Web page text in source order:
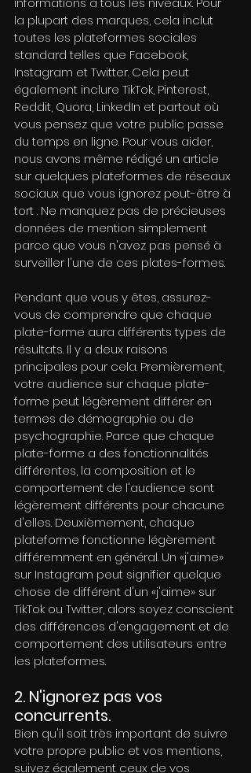
la plupart des marques, cela inclut
toutes les plateformes sociales
standard telles que Facebook,
Instagram et Twitter. Cela peut
également inclure TikTok, Pinterest,
Reddit, Quora, LinkedIn et partout où
vous pensez que votre public passe
du temps en ligne. Pour vous aider,
nous avons même rédigé un article
sur quelques plateformes de réseaux
sociaux que vous ignorez peut-être à
tort . Ne manquez pas de précieuses
données de mention simplement
parce que vous n'avez pas pensé à
surveiller l'une de ces plates-formes.
Pendant que vous y êtes, assurez-
vous de comprendre que chaque
plate-forme aura différents types de
résultats. Il y a deux raisons
principales pour cela. Premièrement,
votre audience sur chaque plate-
forme peut légèrement différer en
termes de démographie ou de
psychographie. Parce que chaque
plate-forme a des fonctionnalités
différentes, la composition et le
comportement de l'audience sont
légèrement différents pour chacune
d'elles. Deuxièmement, chaque
plateforme fonctionne légèrement
différemment en général. Un «j'aime»
sur Instagram peut signifier quelque
chose de différent d'un «j'aime» sur
TikTok ou Twitter, alors soyez conscient
des différences d'engagement et de
comportement des utilisateurs entre
les plateformes.
2. N'ignorez pas vos
concurrents.
Bien qu'il soit très important de suivre
votre propre public et vos mentions,
suivez également ceux de vos